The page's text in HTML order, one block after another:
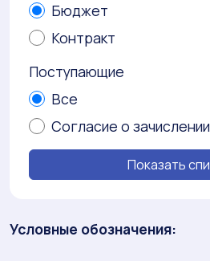
Бюджет
Контракт
Поступающие
Все
Согласие о зачислении
Условные обозначения: